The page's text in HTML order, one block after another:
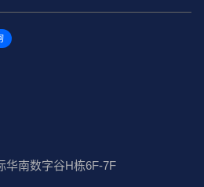
华南数字谷H栋6F-7F